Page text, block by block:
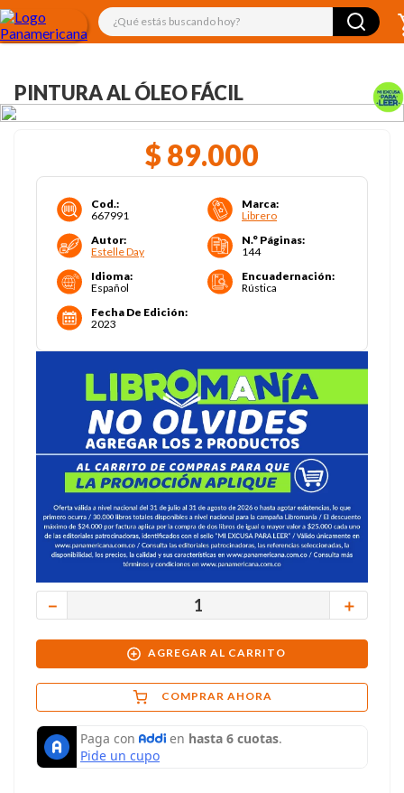
¿Qué estás buscando hoy?
PINTURA AL ÓLEO FÁCIL
$ 89.000
Cod.:
667991
Marca:
Librero
Autor:
Estelle Day
N.° Páginas:
144
Idioma:
Español
Encuadernación:
Rústica
Fecha De Edición:
2023
＋
－
AGREGAR AL CARRITO
COMPRAR AHORA